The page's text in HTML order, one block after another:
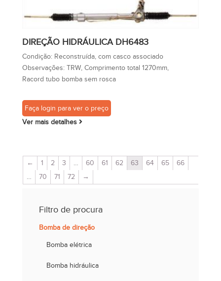
DIREÇÃO HIDRÁULICA DH6483
Condição: Reconstruída, com casco associado
Observações: TRW, Comprimento total 1270mm,
Racord tubo bomba sem rosca
Faça login para ver o preço
Ver mais detalhes
← 1 2 3 60 61 62 63 64 65
66
70 71 72 →
Filtro de procura
Bomba de direção
Bomba elétrica
Bomba hidráulica